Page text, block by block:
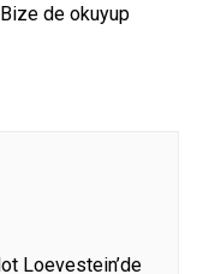
de okuyup
Loevestein’de